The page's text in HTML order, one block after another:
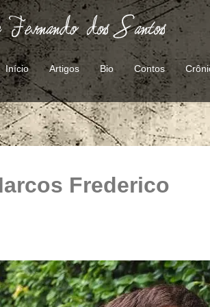
Início Artigos Bio Contos
Frederico